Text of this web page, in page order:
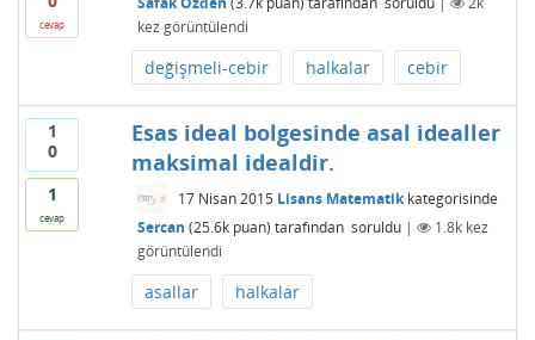
cevap
kez görüntülendi
değişmeli-cebir halkalar cebir
1
0
1
cevap
Esas ideal bolgesinde asal idealler
maksimal idealdir.
17 Nisan 2015 Lisans Matematikkategorisinde
Sercan (25.6kpuan) tarafından soruldu | 1.8kkez
görüntülendi
asallar halkalar